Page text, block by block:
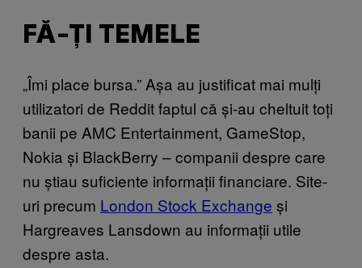
FĂ-ȚI TEMELE
„Îmi place bursa.” Așa au justificat mai mulți
utilizatori de Reddit faptul că și-au cheltuit toți
banii pe AMC Entertainment, GameStop,
Nokia și BlackBerry – companii despre care
nu știau suficiente informații financiare. Site-
uri precum London Stock Exchange și
Hargreaves Lansdown au informații utile
despre asta.